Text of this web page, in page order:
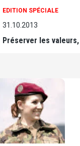
EDITION SPÉCIALE
31.10.2013
Préserver les